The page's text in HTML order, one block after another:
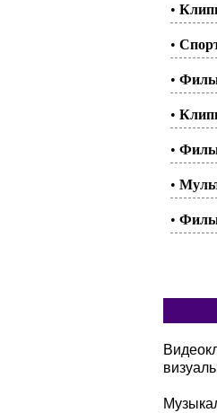
•
•
•
•
•
•
•